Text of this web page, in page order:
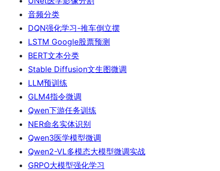
音频分类
DQN强化学习-推车倒立摆
LSTM Google股票预测
BERT文本分类
Stable Diffusion文生图微调
LLM预训练
GLM4指令微调
Qwen下游任务训练
NER命名实体识别
Qwen3医学模型微调
Qwen2-VL多模态大模型微调实战
GRPO大模型强化学习